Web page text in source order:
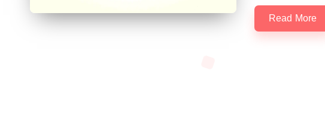
Read More